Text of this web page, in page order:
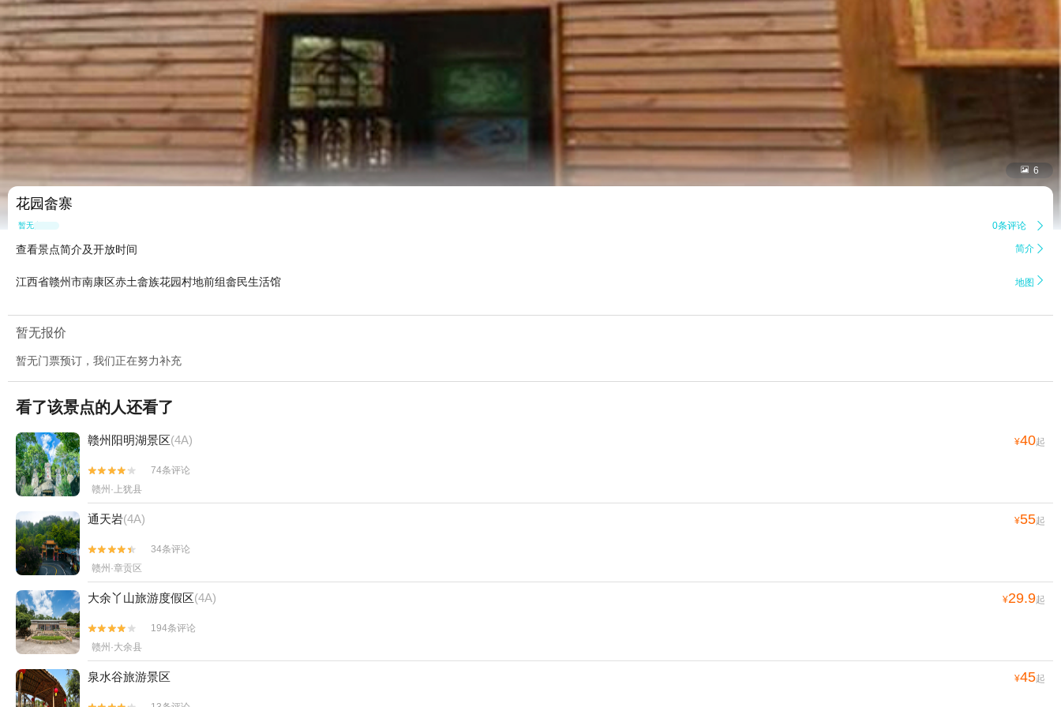
 6
花园畲寨
暂无点评 0条评论 
查看景点简介及开放时间 简介 
江西省赣州市南康区赤土畲族花园村地前组畲民生活馆 地图 
暂无报价
暂无门票预订，我们正在努力补充
看了该景点的人还看了
赣州阳明湖景区(4A) ¥40起


74条评论
赣州·上犹县
通天岩(4A) ¥55起


34条评论
赣州·章贡区
大余丫山旅游度假区(4A) ¥29.9起


194条评论
赣州·大余县
泉水谷旅游景区 ¥45起